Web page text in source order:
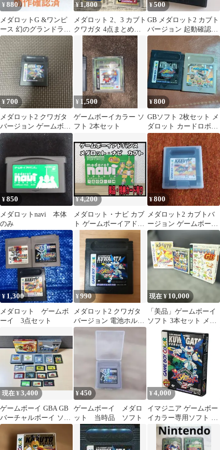
¥880
メダロットG &ワンピ
ース 幻のグランドライ
ン冒険記 ソフトまと
め売り
¥1,800
メダロット 2、3 カブト
クワガタ 4点まとめ売
¥500
GB メダロット2 カブト
バージョン 起動確認済
み ゲームボーイ
KABUTO
¥700
メダロット2 クワガタ
バージョン ゲームボー
イカラー
¥ 1,500
ゲームボーイカラー ソ
フト 2本セット
¥800
GBソフト 2枚セット メ
ダロット カードロボト
ル / GBバスケットボー
ル
¥850
メダロットnavi 本体
のみ
¥4,200
メダロット・ナビ カブ
ト ゲームボーイアドバ
¥800
メダロット2 カブトバ
ージョン ゲームボーイ
カラー
¥ 1,300
メダロット ゲームボ
ーイ 3点セット
¥990
メダロット2 クワガタ
バージョン 電池ホルダ
ー化新品電池交換済み
現在 ¥10,000
「美品」ゲームボーイ
ソフト 3本セット メダ
ロット2 スパロボ RPG
ツクール
現在 ¥3,400
ゲームボーイ GBA GB
バーチャルボーイ ソフ
ト18本まとめ
¥450
ゲームボーイ メダロ
ット 当時品 ソフト
¥ 4,000
イマジニア ゲームボー
イカラー専用ソフト メ
ダロット2 クワガタバ
ージョン DMG-P-
A2NJ(JPN) GAMEBOY